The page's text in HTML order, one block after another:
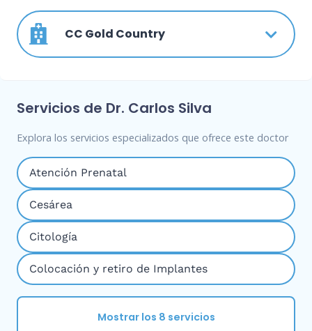
CC Gold Country
Servicios de Dr. Carlos Silva
Explora los servicios especializados que ofrece este doctor
Atención Prenatal
Cesárea
Citología
Colocación y retiro de Implantes
Mostrar los 8 servicios